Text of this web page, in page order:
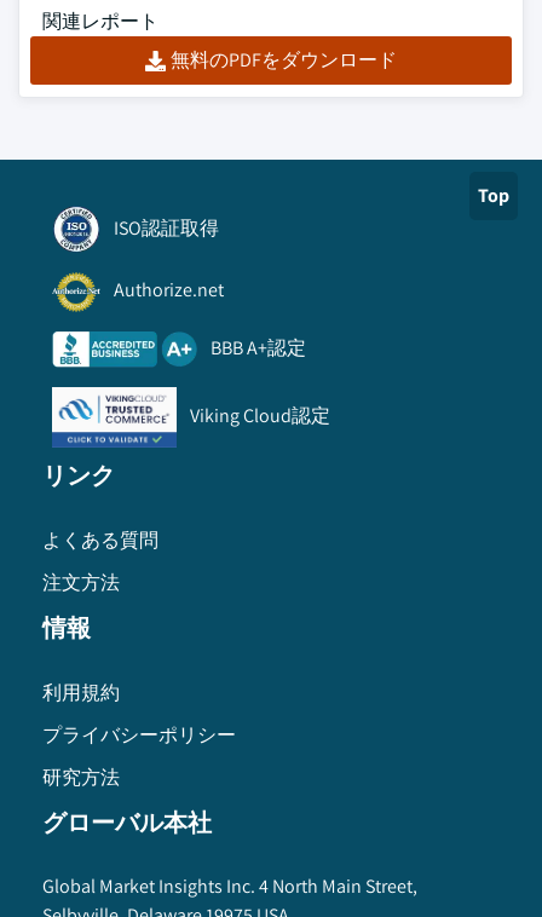
関連レポート
無料のPDFをダウンロード
Top
ISO認証取得
Authorize.net
BBB A+認定
Viking Cloud認定
リンク
よくある質問
注文方法
情報
利用規約
プライバシーポリシー
研究方法
グローバル本社
Global Market Insights Inc. 4 North Main Street,